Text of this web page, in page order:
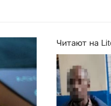
Читают на